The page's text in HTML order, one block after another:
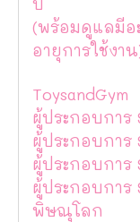
(พร้อมดูแลมีอ
อายุการใช้งา
ToysandGym
ผู้ประกอบการ
ผู้ประกอบการ
ผู้ประกอบการ
ผู้ประกอบการ
พิษณุโลก